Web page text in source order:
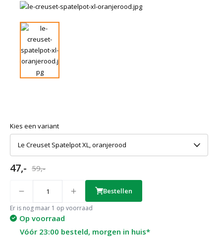
Kies een variant
Le Creuset Spatelpot XL, oranjerood
47,- 59,-
Er is nog maar 1 op voorraad
Bestellen
Op voorraad
Vóór 23:00 besteld, morgen in huis*